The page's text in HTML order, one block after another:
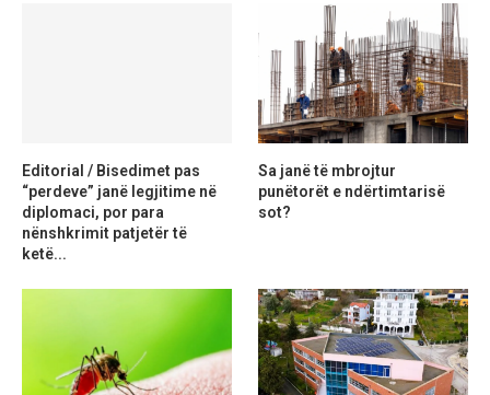
Editorial / Bisedimet pas
“perdeve” janë legjitime në
diplomaci, por para
nënshkrimit patjetër të
ketë...
Sa janë të mbrojtur
punëtorët e ndërtimtarisë
sot?